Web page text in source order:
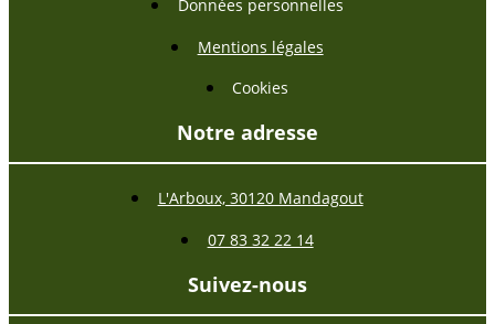
Données personnelles
Mentions légales
Cookies
Notre adresse
L'Arboux, 30120 Mandagout
07 83 32 22 14
Suivez-nous